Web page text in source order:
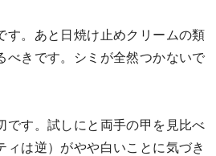
す。あと日焼け止めクリームの類
べきです。シミが全然つかないで
です。試しにと両手の甲を見比べ
は逆）がやや白いことに気づき